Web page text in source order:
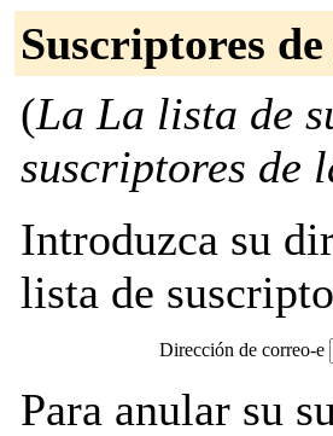
Suscriptores
(La La lista de
suscriptores de
Introduzca su
lista de
Dirección de correo-e
Para anular su